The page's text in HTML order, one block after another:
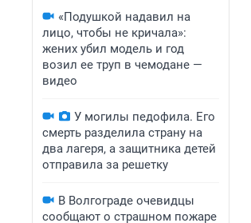
«Подушкой надавил на
лицо, чтобы не кричала»:
жених убил модель и год
возил ее труп в чемодане —
видео
У могилы педофила. Его
смерть разделила страну на
два лагеря, а защитника детей
отправила за решетку
В Волгограде очевидцы
сообщают о страшном пожаре